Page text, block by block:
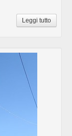
Leggi tutto